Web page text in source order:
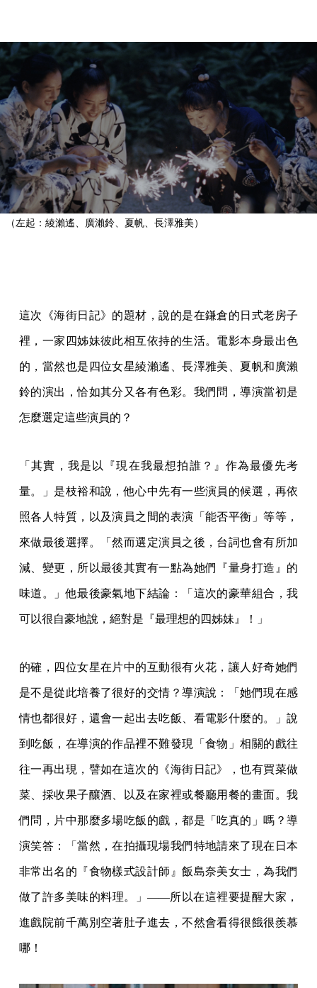
（左起：綾瀨遙、廣瀨鈴、夏帆、長澤雅美）
這次《海街日記》的題材，說的是在鎌倉的日式老房子
裡，一家四姊妹彼此相互依持的生活。電影本身最出色
的，當然也是四位女星綾瀨遙、長澤雅美、夏帆和廣瀨
鈴的演出，恰如其分又各有色彩。我們問，導演當初是
怎麼選定這些演員的？
「其實，我是以『現在我最想拍誰？』作為最優先考
量。」是枝裕和說，他心中先有一些演員的候選，再依
照各人特質，以及演員之間的表演「能否平衡」等等，
來做最後選擇。「然而選定演員之後，台詞也會有所加
減、變更，所以最後其實有一點為她們『量身打造』的
味道。」他最後豪氣地下結論：「這次的豪華組合，我
可以很自豪地說，絕對是『最理想的四姊妹』！」
的確，四位女星在片中的互動很有火花，讓人好奇她們
是不是從此培養了很好的交情？導演說：「她們現在感
情也都很好，還會一起出去吃飯、看電影什麼的。」說
到吃飯，在導演的作品裡不難發現「食物」相關的戲往
往一再出現，譬如在這次的《海街日記》，也有買菜做
菜、採收果子釀酒、以及在家裡或餐廳用餐的畫面。我
們問，片中那麼多場吃飯的戲，都是「吃真的」嗎？導
演笑答：「當然，在拍攝現場我們特地請來了現在日本
非常出名的『食物樣式設計師』飯島奈美女士，為我們
做了許多美味的料理。」——所以在這裡要提醒大家，
進戲院前千萬別空著肚子進去，不然會看得很餓很羨慕
哪！